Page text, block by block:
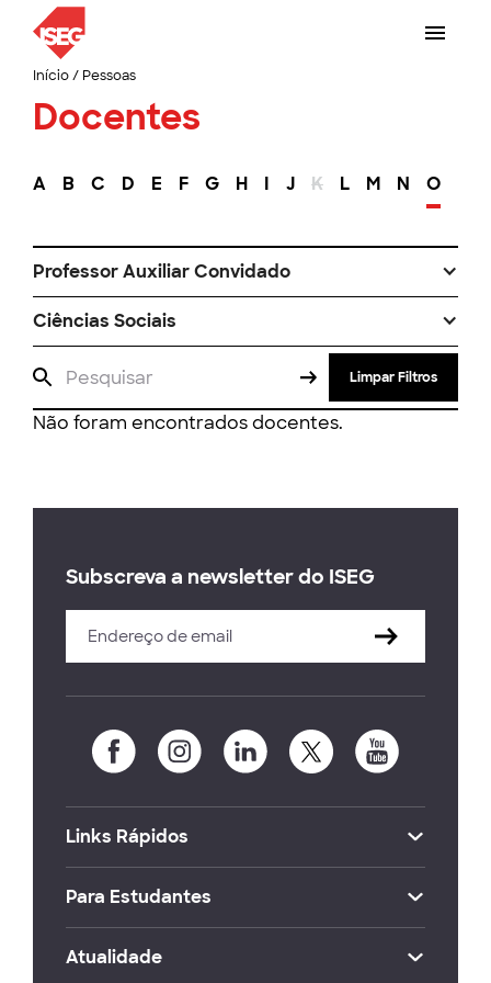
Início/ Pessoas
Docentes
A B C D E F G H I J K L M N O
Professor Auxiliar Convidado
Ciências Sociais
Limpar Filtros
Não foram encontrados docentes.
Subscreva a newsletter do ISEG
Links Rápidos
Para Estudantes
Atualidade